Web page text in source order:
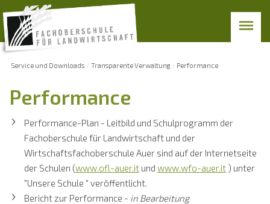
Service und Downloads Transparente Verwaltung Performance
Performance
Performance-Plan - Leitbild und Schulprogramm der
Fachoberschule für Landwirtschaft und der
Wirtschaftsfachoberschule Auer sind auf der Internetseite
der Schulen (www.ofl-auer.it und www.wfo-auer.it ) unter
"Unsere Schule " veröffentlicht.
Bericht zur Performance - in Bearbeitung